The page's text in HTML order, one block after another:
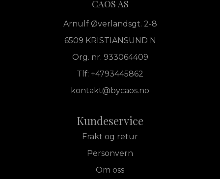
CAOS AS
Arnulf Øverlandsgt. 2-8
6509 KRISTIANSUND N
Org. nr. 933064409
Tlf: +4793445862
kontakt@bycaos.no
Kundeservice
Frakt og retur
Personvern
Om oss